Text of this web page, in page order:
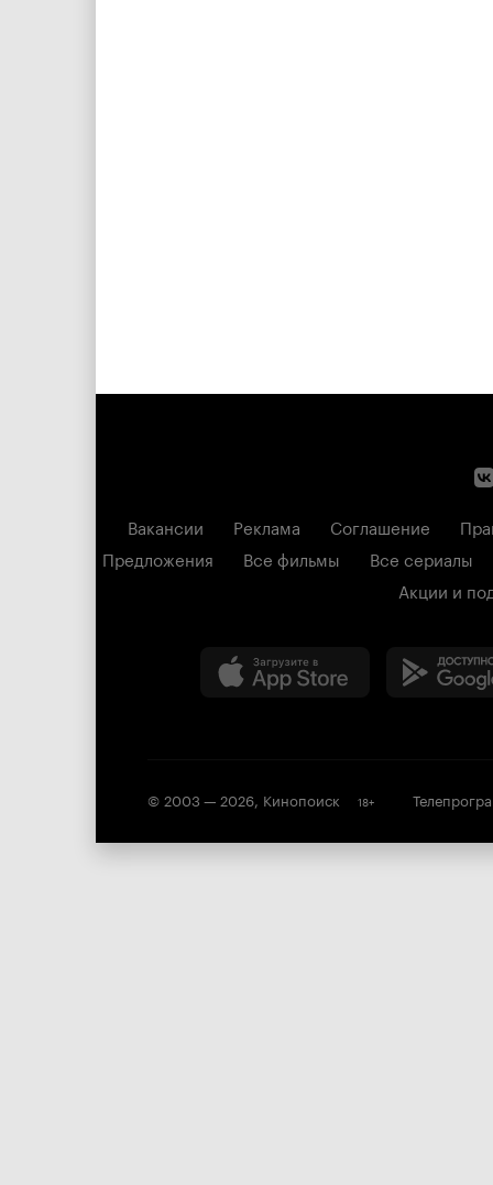
Вакансии Реклама Соглашение
Предложения
Все фильмы
Все сериалы
Акции и
© 2003 — 2026, Кинопоиск 18+